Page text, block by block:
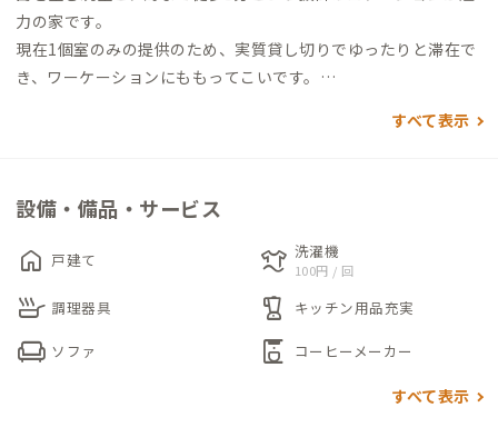
力の家です。
現在1個室のみの提供のため、実質貸し切りでゆったりと滞在で
き、ワーケーションにももってこいです。
とができ、仕事の合間のリフレッシュにもぴったり。建物自体は
築年数を重ねていますが、室内はリノベーション済みで快適に
過ごせます。
沖縄の自然や暮らしに寄り添いながら、落ち着いた時間を過ご
せる場所です。
すべて表示
設備・備品・サービス
home 戸建て laundry 洗濯機
100円 / 回
skillet 調理器具 blender キッチン用品充実
chair ソファ coffee_maker コーヒーメーカー
すべて表示